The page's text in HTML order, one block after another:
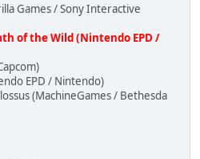
Games / Sony Interactive
of the Wild (Nintendo EPD /
EPD / Nintendo)
(MachineGames / Bethesda